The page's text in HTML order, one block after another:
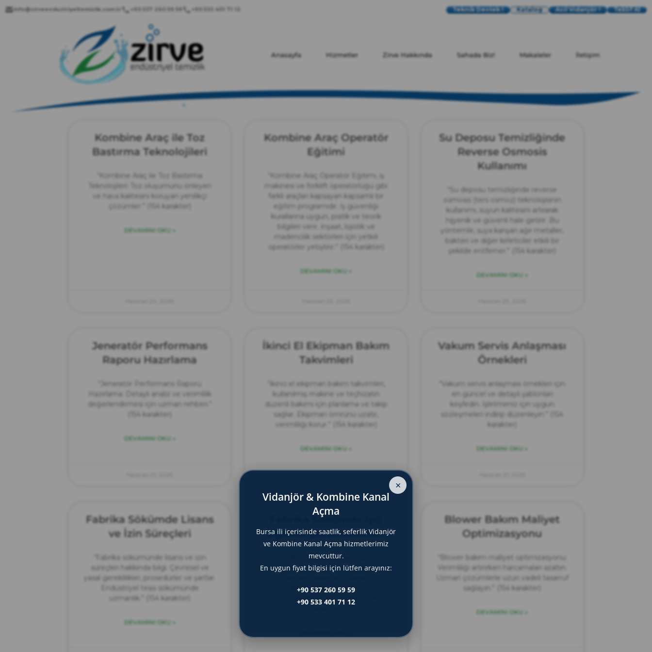
info@zirveendustriyeltemizlik.com.tr +90 537 260 59 59 +90 533 401 71 12 Teknik Destek ! Katalog Acil Vidanjör ! Teklif Al
Anasayfa Hizmetler Zirve Hakkında Sahada Biz! Makaleler İletişim
zırve
Kombine Araç ile Toz
Bastırma Teknolojileri
“Kombine Araç ile Toz Bastırma
Teknolojileri: Toz oluşumunu önleyen
ve hava kalitesini koruyan yenilikçi
çözümler.” (154 karakter)
DEVAMINI OKU »
Kombine Araç Operatör
Eğitimi
“Kombine Araç Operatör Eğitimi, iş
makinesi ve forklift operatörlüğü gibi
farklı araçları kapsayan kapsamlı bir
eğitim programıdır. İş güvenliği
kurallarına uygun, pratik ve teorik
bilgileri verir. İnşaat, lojistik ve
madencilik sektörleri için yetkili
operatörler yetiştirir.” (154 karakter)
DEVAMINI OKU »
Su Deposu Temizliğinde
Reverse Osmosis
Kullanımı
“Su deposu temizliğinde reverse
osmosis (ters osmoz) teknolojisinin
kullanımı, suyun kalitesini artırarak
hijyenik ve güvenli hale getirir. Bu
yöntemle, suya karışan ağır metaller,
bakteri ve diğer kirleticiler etkili bir
şekilde entferner.” (154 karakter)
DEVAMINI OKU »
Jeneratör Performans
Raporu Hazırlama
“Jeneratör Performans Raporu
Hazırlama: Detaylı analiz ve verimlilik
değerlendirmesi için uzman rehberi.”
(154 karakter)
DEVAMINI OKU »
İkinci El Ekipman Bakım
Takvimleri
“İkinci el ekipman bakım takvimleri,
kullanılmış makine ve teçhizatın
düzenli bakımı için planlama ve takip
sağlar. Ekipman ömrünü uzatır,
verimliliği korur.” (154 karakter)
DEVAMINI OKU »
Vakum Servis Anlaşması
Örnekleri
“Vakum servis anlaşması örnekleri için
en güncel ve detaylı şablonları
keşfedin. İşletmeniz için uygun
sözleşmeleri indirip düzenleyin.” (154
karakter)
DEVAMINI OKU »
Fabrika Sökümde Lisans
ve İzin Süreçleri
“Fabrika sökümünde lisans ve izin
süreçleri hakkında bilgi. Çevresel ve
yasal gereklilikler, prosedürler ve şartlar.
Endüstriyel tesis sökümünde
uzmanlık.” (154 karakter)
DEVAMINI OKU »
Fabrika Sökümde İşçi
Eğitimi Gereksinimleri
“Fabrika sökümünde işçi eğitimi
gereksinimleri: Güvenli söküm
güvenliği kuralları ve atık yönetimi
konularında eğitim şarttır.” (154
Blower Bakım Maliyet
Optimizasyonu
“Blower bakım maliyet optimizasyonu:
Verimliliği artırırken harcamaları azaltın.
Uzman çözümlerle uzun vadeli tasarruf
sağlayın.” (154 karakter)
DEVAMINI OKU »
×
Vidanjör & Kombine Kanal
Açma
Bursa ili içerisinde saatlik, seferlik Vidanjör
ve Kombine Kanal Açma hizmetlerimiz
mevcuttur.
En uygun fiyat bilgisi için lütfen arayınız:
+90 537 260 59 59
+90 533 401 71 12